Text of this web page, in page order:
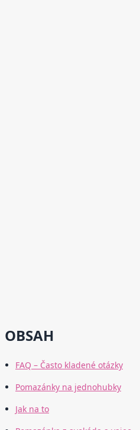
OBSAH
FAQ – Často kladené otázky
Pomazánky na jednohubky
Jak na to